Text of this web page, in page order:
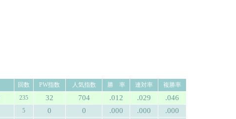
回数 PW指数 人気指数 勝 率 連対率
複勝率
235 32 704 .012 .029 .046
5 0 0 .000 .000 .000